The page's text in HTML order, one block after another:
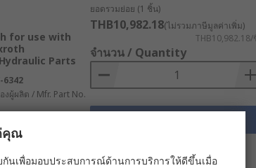
ให้เป็นการเคลื่อนที่เชิงเส้นที่แม่นยำ เช่นเกลียวบอล
ลายในงานที่ต้องมีการควบคุมตำแหน่งและการเคลื่
ยเป็นการเคลื่อนที่เชิงเส้น โดยทั่วไปแล้วจะให้ควา
คลื่อนที่ที่ราบรื่นและรวดเร็ว ตอบโจทย์งานในระย
for use with
Parts
6342
ผู้ผลิต / Mfr. Part No.
ยอดรวมย่อย (1 ชิ้น)
THB10,982.18(ไม่รวมภาษีมูลค่าเพิ่ม)
จำนวน / Quantity
คุณ
นเพื่อมอบประสบการณ์ด้านการบริการให้ดีขึ้นเมื่อ